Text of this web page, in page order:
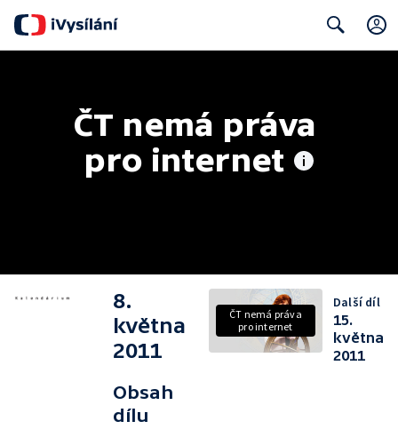
ČT nemá práva
pro internet
8.
května
2011
Obsah
dílu
ČT nemá práva
pro internet
Další díl
15.
května
2011